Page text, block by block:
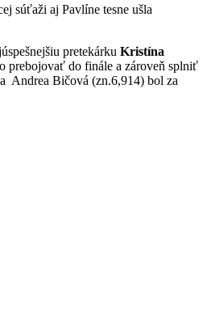
súťaži aj Pavlíne tesne ušla
pretekárku Kristína
prebojovať do finále a zároveň splniť
Andrea Bičová (zn.6,914) bol za